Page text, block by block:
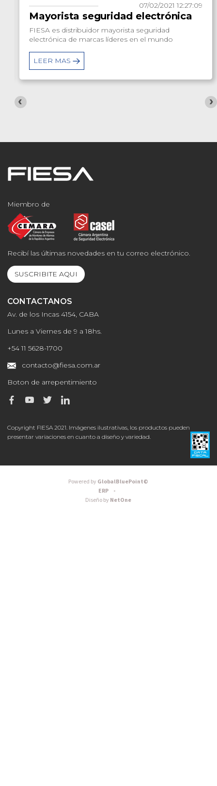
07/02/2021 12:27:09
Mayorista seguridad electrónica
FIESA es distribuidor mayorista seguridad
electrónica de marcas líderes en el mundo
LEER MAS
‹ ›
Miembro de
Recibí las últimas novedades en tu correo electrónico.
SUSCRIBITE AQUI
CONTACTANOS
Av. de los Incas 4154, CABA
Lunes a Viernes de 9 a 18hs.
+54 11 5628-1700
contacto@fiesa.com.ar
Boton de arrepentimiento
Copyright FIESA 2021. Imágenes ilustrativas, los productos pueden
presentar variaciones en cuanto a diseño y variedad.
Powered byGlobalBluePoint©
ERP -
Diseño byNetOne